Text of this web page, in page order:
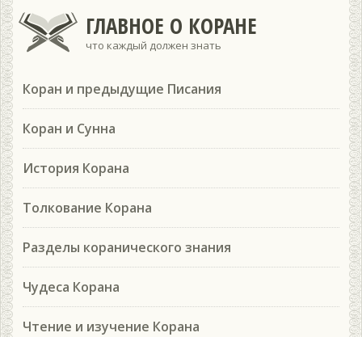
ГЛАВНОЕ О КОРАНЕ
что каждый должен знать
Коран и предыдущие Писания
Коран и Сунна
История Корана
Толкование Корана
Разделы коранического знания
Чудеса Корана
Чтение и изучение Корана